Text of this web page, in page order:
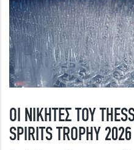
ΟΙ ΝΙΚΗΤΕΣ ΤΟΥ
SPIRITS TROPHY 2026